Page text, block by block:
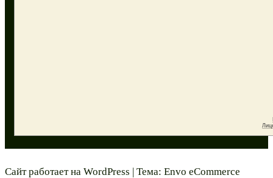
Сайт работает на WordPress | Тема: Envo eCommerce